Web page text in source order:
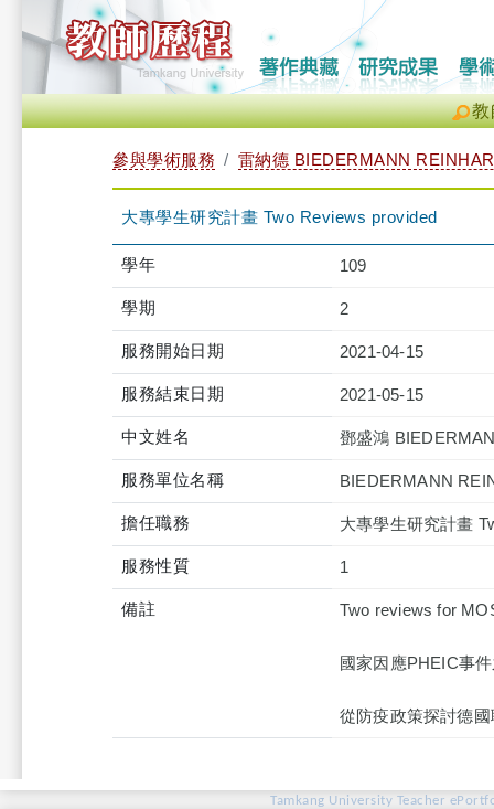
教
參與學術服務 雷納德 BIEDERMANN
大專學生研究計畫 Two Reviews provided
學年 109
學期 2
服務開始日期 2021-04-15
服務結束日期 2021-05-15
中文姓名 鄧盛鴻
服務單位名稱 BIEDERMANN
擔任職務 大專學生研究計畫
服務性質 1
備註 Two reviews for
國家因應PHEIC事
從防疫政策探討德
Tamkang University Teacher